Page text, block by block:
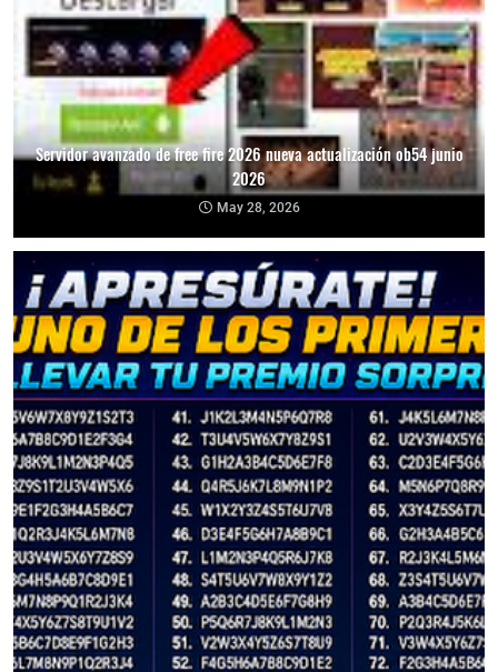
Servidor avanzado de free fire 2026 nueva actualización ob54 junio
2026
May 28, 2026